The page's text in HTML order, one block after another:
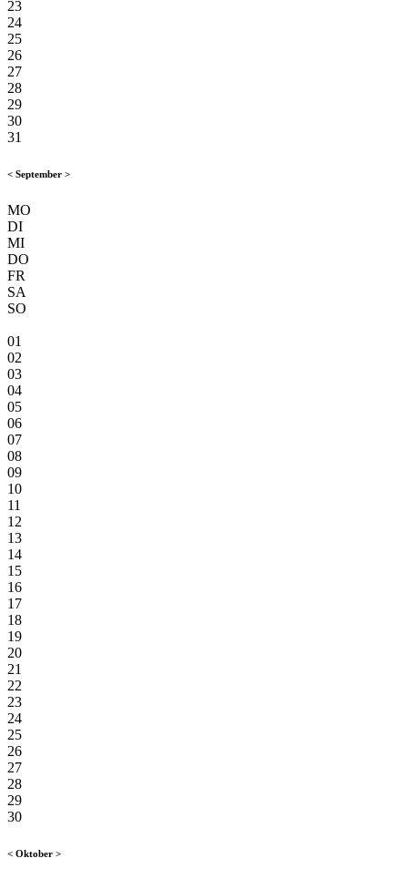
23
24
25
26
27
28
29
30
31
< September >
MO
DI
MI
DO
FR
SA
SO
01
02
03
04
05
06
07
08
09
10
11
12
13
14
15
16
17
18
19
20
21
22
23
24
25
26
27
28
29
30
< Oktober >